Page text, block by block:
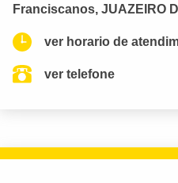
Franciscanos, JUAZEIRO
ver horario de
ver telefone